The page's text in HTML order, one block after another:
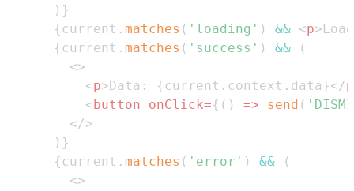
) }
{ current . matches ( 'loading' ) && <p>
{ current . matches ( 'success' ) &&
(
<>
<p>Data: { current . context . data }</p
<button onClick={ ( ) => send (
</>
) }
{ current . matches ( 'error' ) &&
(
<>